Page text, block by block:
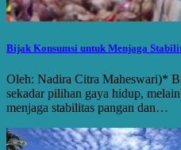
Bijak Konsumsi untuk Menjaga
Oleh: Nadira Citra Maheswari)*
sekadar pilihan gaya hidup,
menjaga stabilitas pangan dan…